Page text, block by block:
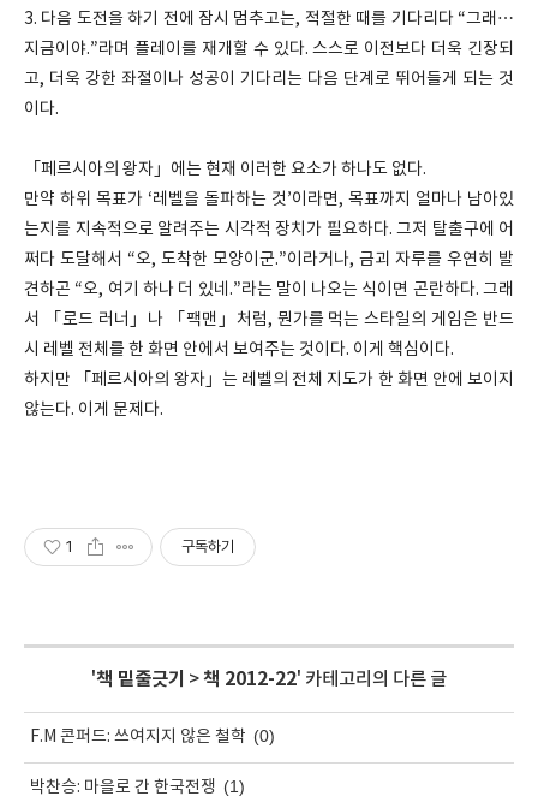
3. 다음 도전을 하기 전에 잠시 멈추고는, 적절한 때를 기다리다 “그래…
지금이야.”라며 플레이를 재개할 수 있다. 스스로 이전보다 더욱 긴장되
고, 더욱 강한 좌절이나 성공이 기다리는 다음 단계로 뛰어들게 되는 것
이다.
「페르시아의 왕자」에는 현재 이러한 요소가 하나도 없다.
만약 하위 목표가 ‘레벨을 돌파하는 것’이라면, 목표까지 얼마나 남아있
는지를 지속적으로 알려주는 시각적 장치가 필요하다. 그저 탈출구에 어
쩌다 도달해서 “오, 도착한 모양이군.”이라거나, 금괴 자루를 우연히 발
견하곤 “오, 여기 하나 더 있네.”라는 말이 나오는 식이면 곤란하다. 그래
서 「로드 러너」나 「팩맨」처럼, 뭔가를 먹는 스타일의 게임은 반드
시 레벨 전체를 한 화면 안에서 보여주는 것이다. 이게 핵심이다.
하지만 「페르시아의 왕자」는 레벨의 전체 지도가 한 화면 안에 보이지
않는다. 이게 문제다.
1 구독하기
'책 밑줄긋기 >책 2012-22' 카테고리의 다른 글
F.M 콘퍼드: 쓰여지지 않은 철학 (0)
박찬승: 마을로 간 한국전쟁 (1)